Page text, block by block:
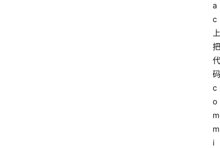
a
c
上
把
代
码
c
o
m
m
i